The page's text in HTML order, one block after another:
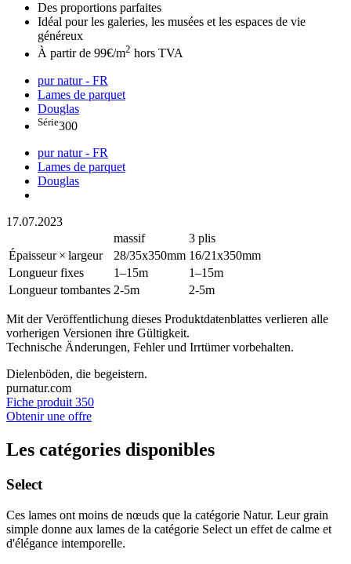
Des proportions parfaites
Idéal pour les galeries, les musées et les espaces de vie
généreux
À partir de 99€/m2 hors TVA
pur natur - FR
Lames de parquet
Douglas
Série300
pur natur - FR
Lames de parquet
Douglas
17.07.2023
massif
3 plis
Épaisseur × largeur
28/35x350mm 16/21x350mm
Longueur fixes
1–15m
1–15m
Longueur tombantes 2-5m 2-5m
Mit der Veröffentlichung dieses Produktdatenblattes verlieren alle
vorherigen Versionen ihre Gültigkeit.
Technische Änderungen, Fehler und Irrtümer vorbehalten.
Dielenböden, die begeistern.
purnatur.com
Fiche produit 350
Obtenir une offre
Les catégories disponibles
Select
Ces lames ont moins de nœuds que la catégorie Natur. Leur grain
simple donne aux lames de la catégorie Select un effet de calme et
d'élégance intemporelle.